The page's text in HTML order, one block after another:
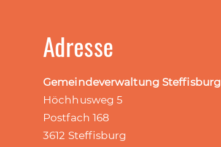
Adresse
Gemeindeverwaltung Steffisburg
Höchhusweg 5
Postfach 168
3612 Steffisburg